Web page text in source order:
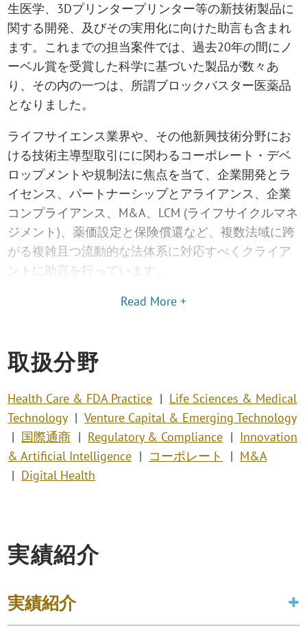
生医学、3Dプリンタープリンター等の新技術製品に
関する開発、及びその実用化に向けた助言も含まれ
ます。これまでの担当案件では、過去20年の間にノ
ーベル賞を受賞した科学に基づいた製品が数々あ
り、その内の一つは、所謂ブロックバスター医薬品
となりました。
ライフサイエンス業界や、その他新興技術分野にお
ける技術主導型取引にに関わるコーポレート・デベ
ロップメントや規制法に焦点を当て、企業開発とラ
イセンス、パートナーシップとアライアンス、企業
コンプライアンス、M&A、LCM (ライフサイクルマネ
ジメント)、薬価設定と保険償還など、複数法域に跨
がる複雑且つ流動的な法体系に対応すべくクライア
ントに助言を行っています。
Read More +
取扱分野
Health Care & FDA Practice
Life Sciences & Medical
Technology
Venture Capital & Emerging Technology
国際通商
Regulatory & Compliance
Innovation
& Artificial Intelligence
コーポレート
M&A
Digital Health
実績紹介
実績紹介